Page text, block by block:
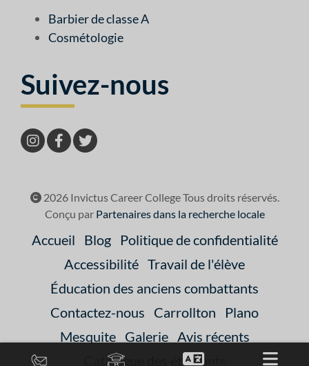
Barbier de classe A
Cosmétologie
Suivez-nous
2026 Invictus Career College Tous droits réservés.
Conçu par Partenaires dans la recherche locale
Accueil Blog
Politique de confidentialité
Accessibilité Travail de l'élève
Éducation des anciens combattants
Contactez-nous
Carrollton
Plano
Mesquite
Galerie Avis récents
Catalogue des étudiants